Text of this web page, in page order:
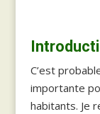
C’est
importante
habitants. Je